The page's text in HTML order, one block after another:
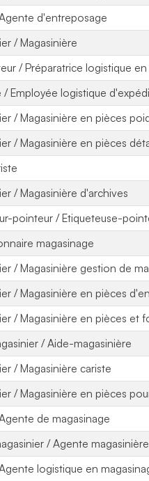
d'entreposage
/ Magasinière
/ Préparatrice logistique
/ Employée logistique
/ Magasinière en pièces
/ Magasinière en pièces
/ Magasinière d'archives
pointeur / Etiqueteuse-
magasinage
/ Magasinière gestion de
/ Magasinière en pièces
/ Magasinière en pièces et
/ Aide-magasinière
/ Magasinière cariste
/ Magasinière en pièces
de magasinage
/ Agente
logistique en